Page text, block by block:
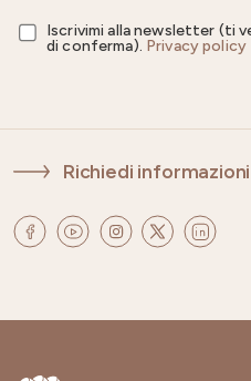
Iscrivimi alla newsletter (ti
di conferma). Privacy policy
Richiedi informazioni